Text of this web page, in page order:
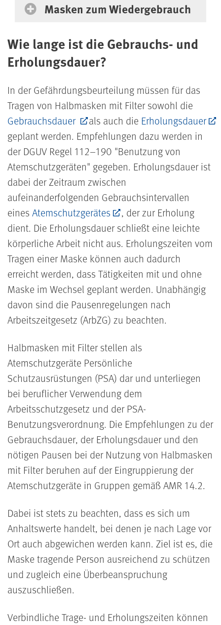
Masken zum Wiedergebrauch
Wie lange ist die Gebrauchs- und
Erholungsdauer?
In der Gefährdungsbeurteilung müssen für das
Tragen von Halbmasken mit Filter sowohl die
Gebrauchsdauer
als auch die Erholungsdauer
geplant werden. Empfehlungen dazu werden in
der DGUV Regel 112–190 "Benutzung von
Atemschutzgeräten" gegeben. Erholungsdauer ist
dabei der Zeitraum zwischen
aufeinanderfolgenden Gebrauchsintervallen
eines Atemschutzgerätes
, der zur Erholung
dient. Die Erholungsdauer schließt eine leichte
körperliche Arbeit nicht aus. Erholungszeiten vom
Tragen einer Maske können auch dadurch
erreicht werden, dass Tätigkeiten mit und ohne
Maske im Wechsel geplant werden. Unabhängig
davon sind die Pausenregelungen nach
Arbeitszeitgesetz (ArbZG) zu beachten.
Halbmasken mit Filter stellen als
Atemschutzgeräte Persönliche
Schutzausrüstungen (PSA) dar und unterliegen
bei beruflicher Verwendung dem
Arbeitsschutzgesetz und der PSA-
Benutzungsverordnung. Die Empfehlungen zu der
Gebrauchsdauer, der Erholungsdauer und den
nötigen Pausen bei der Nutzung von Halbmasken
mit Filter beruhen auf der Eingruppierung der
Atemschutzgeräte in Gruppen gemäß AMR 14.2.
Dabei ist stets zu beachten, dass es sich um
Anhaltswerte handelt, bei denen je nach Lage vor
Ort auch abgewichen werden kann. Ziel ist es, die
Maske tragende Person ausreichend zu schützen
und zugleich eine Überbeanspruchung
auszuschließen.
Verbindliche Trage- und Erholungszeiten können